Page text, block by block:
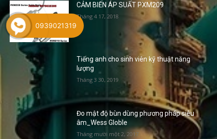
CẢM BIẾN ÁP SUẤT PXM209
Tháng 4 17, 2018
Tiếng anh cho sinh viên kỹ thuật năng
lượng
Tháng 3 30, 2019
Đo mật độ bùn dùng phương pháp siêu
âm_Wess Globle
Tháng mười một 2, 2017
0939021319